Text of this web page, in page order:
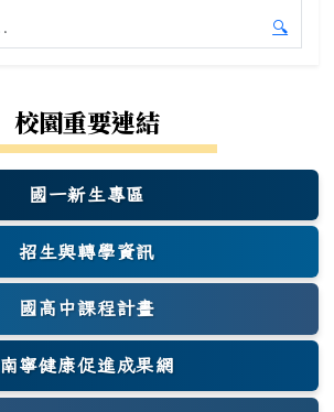
🔍
開始舊
校園重要連結
國一新生專區
(另開新視窗)
招生與轉學資訊
國高中課程計畫
南寧健康促進成果網
(另開新視窗)